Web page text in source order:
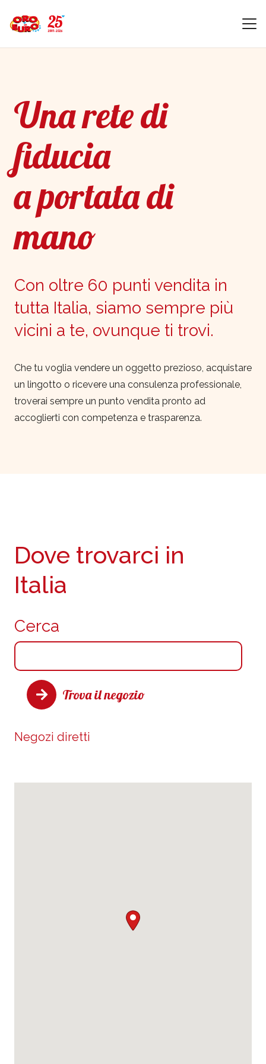
Una rete di
fiducia
a portata di
mano
Con oltre 60 punti vendita in
tutta Italia, siamo sempre più
vicini a te, ovunque ti trovi.
Che tu voglia vendere un oggetto prezioso, acquistare
un lingotto o ricevere una consulenza professionale,
troverai sempre un punto vendita pronto ad
accoglierti con competenza e trasparenza.
Cerca
Trova il negozio
Dove trovarci in
Italia
Negozi diretti